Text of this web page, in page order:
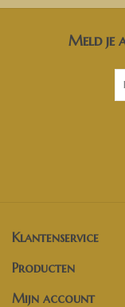
Meld je
Klantenservice
Producten
Mijn account